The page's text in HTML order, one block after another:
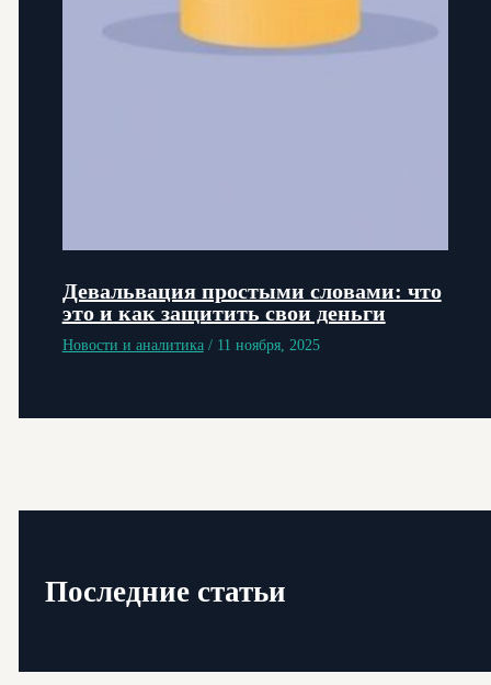
Последние статьи
Девальвация простыми словами: что
это и как защитить свои деньги
Новости и аналитика/ 11 ноября, 2025